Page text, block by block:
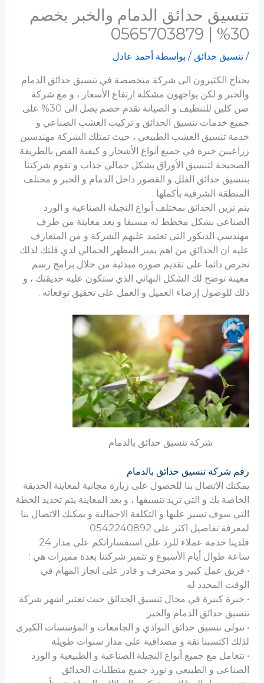
تنسيق حدائق الدمام والخبر بخصم
30% | 0565703879
/تنسيق حدائق / بواسطة أحمد عادل
يحتاج الكثيرون الى شركة متخصصة في تنسيق حدائق الدمام
والخبر و لكن يواجهون مشكلة ارتفاع الأسعار ، و مع شركة
صن كلين للتنظيف و الصيانة تقدم خصم يصل الى 30% على
جميع خدمات تنسيق الحدائق و تركيب العشب الصناعي و
خدمة تنسيق العشب الطبيعي ، حيث تمتلك الشركة مهندسين
زراعيين خبرة في جميع أنواع الأشجار و كيفية القص بالطريقة
الصحيحة لتنسيق الأوراق بشكل جمالي جذاب و تقوم شركتنا
بتنسيق حدائق الفلل و القصور داخل الدمام و الخبر و مختلف
المنطقة الشرقية بأكملها .
يتم تزين الحدائق بمختلف أنواع النجيلة الصناعية و الورد
الصناعي بشكل مخطط له مسبقا و بعد معاينة من طرف
مهندسي الديكور التي تعتمد عليهم الشركة و من المتعارف
عليه ان الحدائق من اهم يميز المظهر الجمالي لدي فلتك لذلك
نحرص دائما على تقديم صورة مبدئية من خلال برامج رسم
معينة توضح لك الشكل النهائي الذي ستكون عليه حديقتك ، و
ذلك للوصول إرضاء العميل و العمل على تحقيق توقعاته .
شركة تنسيق حدائق بالدمام
رقم شركة تنسيق حدائق بالدمام
يمكنك الاتصال بنا للحصول على زيارة مجانية لمعاينة الحديقة
الخاصة بك و التي تريد تنسيقها ، و بعد المعاينة يتم تحديد الخطة
التي سوف نسير عليها و التكلفة الاجمالية و يمكنك الاتصال بنا
لمعرفة تفاصيل اكثر على 0542240892
فلدينا خدمة عملاء للرد على استفساراتكم على مدار 24
ساعة طوال أيام الأسبوع و تتميز شركتنا بعدة مميزات هي :
• فريق عمل كبير و محترف و قادر على انجاز المهام في
الوقت المحدد له
• خبرة كبيرة في مجال تنسيق الحدائق حيث نعتبر اشهر شركة
تنسيق حدائق الدمام والخبر
• نتولى تنسيق حدائق النوادي و الجامعات و المؤسسات الكبرى
لذلك اكتسبنا ثقة و مصداقية على مدار سنوات طويلة
• نتعامل مع جميع أنواع النجيلة الصناعية و الطبيعية و الورد
الصناعي و الطبيعي و نورد جميع متطلبات الحدائق